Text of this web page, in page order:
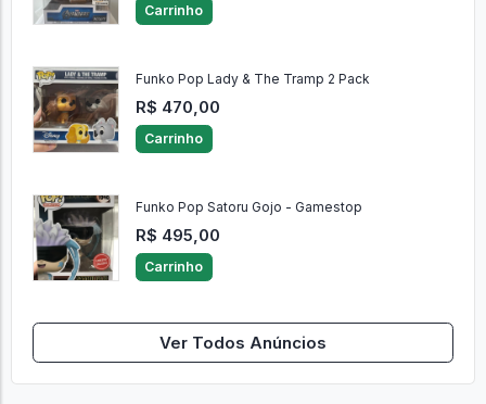
Carrinho
Funko Pop Lady & The Tramp 2 Pack
R$ 470,00
Carrinho
Funko Pop Satoru Gojo - Gamestop
R$ 495,00
Carrinho
Ver Todos Anúncios